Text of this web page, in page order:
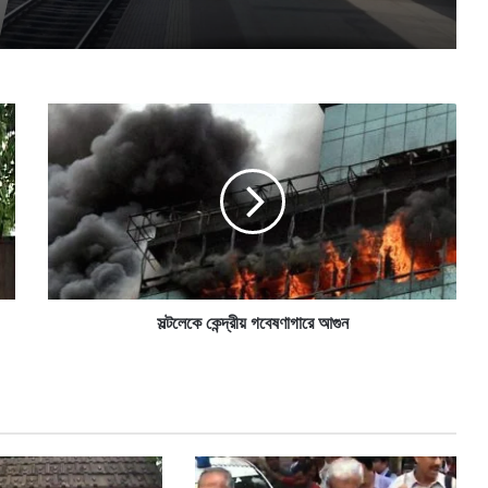
স
ল্ট
লে
কে
কে
ন্দ্রী
য়
গ
বে
গু
ন
সল্টলেকে কেন্দ্রীয় গবেষণাগারে আগুন